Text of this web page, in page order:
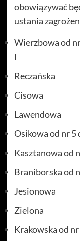
obowiązywać
ustania
Wierzbowa od
I
Reczańska
Cisowa
Lawendowa
Osikowa od nr 5
Kasztanowa od
Braniborska od
Jesionowa
Zielona
Krakowska od